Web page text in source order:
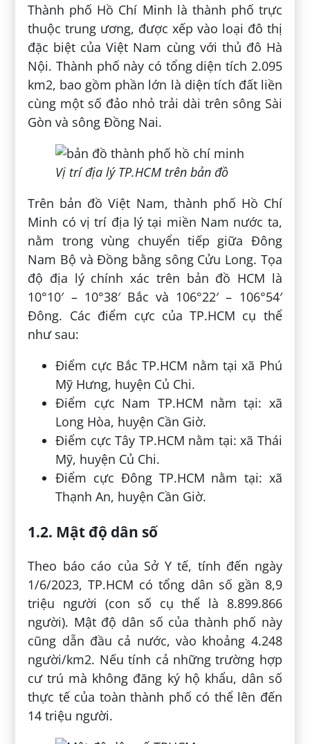
Thành phố Hồ Chí Minh là thành phố trực
thuộc trung ương, được xếp vào loại đô thị
đặc biệt của Việt Nam cùng với thủ đô Hà
Nội. Thành phố này có tổng diện tích 2.095
km2, bao gồm phần lớn là diện tích đất liền
cùng một số đảo nhỏ trải dài trên sông Sài
Gòn và sông Đồng Nai.
Vị trí địa lý TP.HCM trên bản đồ
Trên bản đồ Việt Nam, thành phố Hồ Chí
Minh có vị trí địa lý tại miền Nam nước ta,
nằm trong vùng chuyển tiếp giữa Đông
Nam Bộ và Đồng bằng sông Cửu Long. Tọa
độ địa lý chính xác trên bản đồ HCM là
10°10′ – 10°38′ Bắc và 106°22′ – 106°54′
Đông. Các điểm cực của TP.HCM cụ thể
như sau:
Điểm cực Bắc TP.HCM nằm tại xã Phú
Mỹ Hưng, huyện Củ Chi.
Điểm cực Nam TP.HCM nằm tại: xã
Long Hòa, huyện Cần Giờ.
Điểm cực Tây TP.HCM nằm tại: xã Thái
Mỹ, huyện Củ Chi.
Điểm cực Đông TP.HCM nằm tại: xã
Thạnh An, huyện Cần Giờ.
1.2. Mật độ dân số
Theo báo cáo của Sở Y tế, tính đến ngày
1/6/2023, TP.HCM có tổng dân số gần 8,9
triệu người (con số cụ thể là 8.899.866
người). Mật độ dân số của thành phố này
cũng dẫn đầu cả nước, vào khoảng 4.248
người/km2. Nếu tính cả những trường hợp
cư trú mà không đăng ký hộ khẩu, dân số
thực tế của toàn thành phố có thể lên đến
14 triệu người.